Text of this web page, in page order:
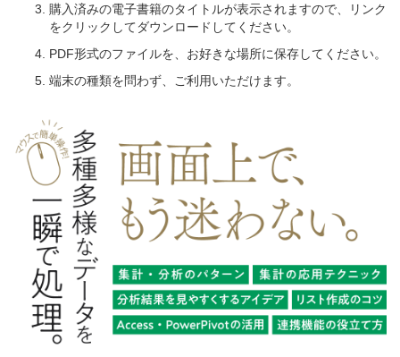
購入済みの電子書籍のタイトルが表示されますので、リンク
をクリックしてダウンロードしてください。
PDF形式のファイルを、お好きな場所に保存してください。
端末の種類を問わず、ご利用いただけます。